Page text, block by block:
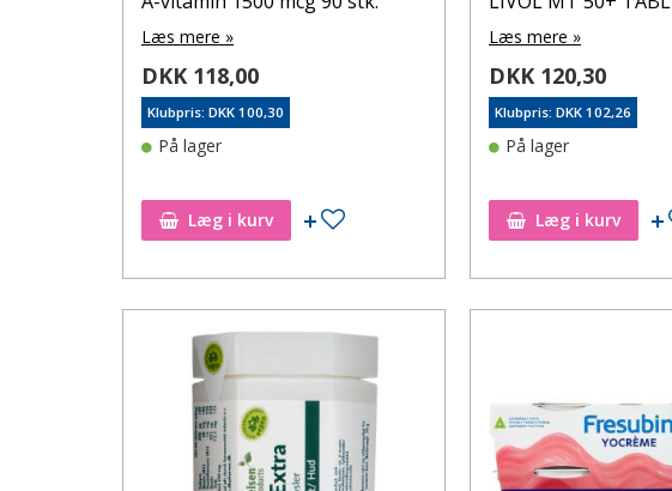
Læs mere »
DKK 118,00
Klubpris: DKK 100,30
På lager
Læg i kurv Tilføj til ønskeseddel
Læs mere »
DKK 120,30
Klubpris: DKK 102,26
På lager
Læg i kurv